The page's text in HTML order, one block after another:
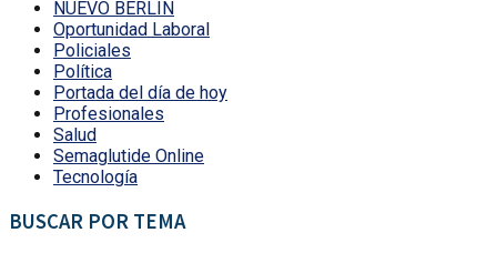
NUEVO BERLÍN
Oportunidad Laboral
Policiales
Política
Portada del día de hoy
Profesionales
Salud
Semaglutide Online
Tecnología
BUSCAR POR TEMA